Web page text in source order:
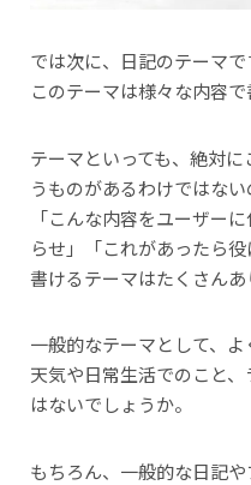
では次に、日記のテーマで
このテーマは様々な内容
テーマといっても、絶対
うものがあるわけではない
「こんな内容をユーザー
らせ」「これがあったら
書けるテーマはたくさんあ
一般的なテーマとして、よ
天気や日常生活でのこと
はないでしょうか。
もちろん、一般的な日記